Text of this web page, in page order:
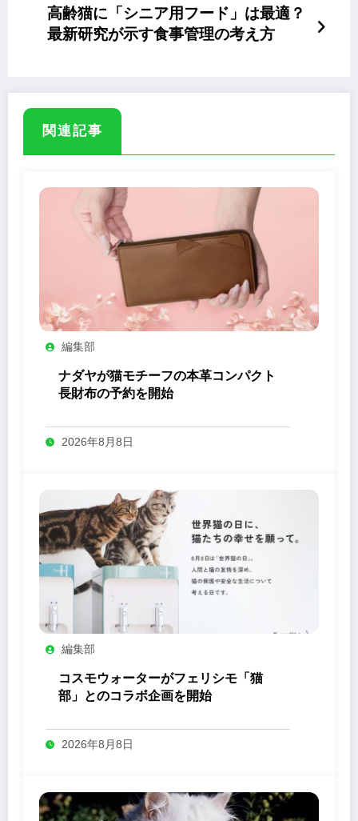
高齢猫に「シニア用フード」は最適？
最新研究が示す食事管理の考え方
関連記事
編集部
ナダヤが猫モチーフの本革コンパクト
長財布の予約を開始
2026年8月8日
編集部
コスモウォーターがフェリシモ「猫
部」とのコラボ企画を開始
2026年8月8日